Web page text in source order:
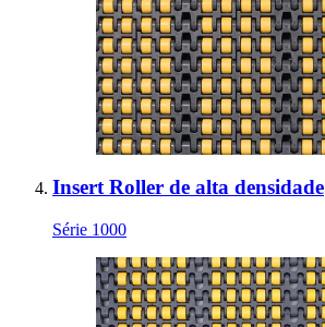
Insert Roller de alta densidade
Série 1000